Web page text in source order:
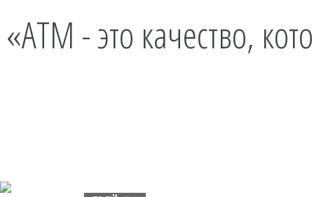
«АТМ - это качество,